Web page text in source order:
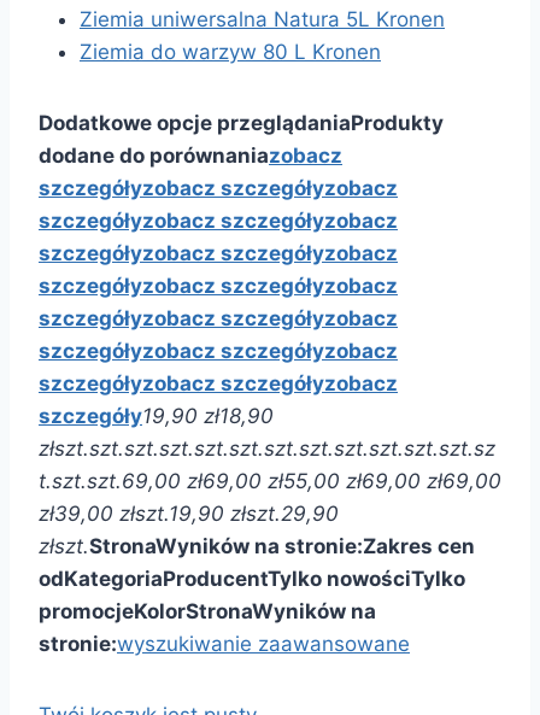
Ziemia uniwersalna Natura 5L Kronen
Ziemia do warzyw 80 L Kronen
Dodatkowe opcje przeglądaniaProdukty
dodane do porównaniazobacz
szczegółyzobacz szczegółyzobacz
szczegółyzobacz szczegółyzobacz
szczegółyzobacz szczegółyzobacz
szczegółyzobacz szczegółyzobacz
szczegółyzobacz szczegółyzobacz
szczegółyzobacz szczegółyzobacz
szczegółyzobacz szczegółyzobacz
szczegóły19,90 zł18,90
złszt.szt.szt.szt.szt.szt.szt.szt.szt.szt.szt.szt.sz
t.szt.szt.69,00 zł69,00 zł55,00 zł69,00 zł69,00
zł39,00 złszt.19,90 złszt.29,90
złszt.StronaWyników na stronie:Zakres cen
odKategoriaProducentTylko nowościTylko
promocjeKolorStronaWyników na
stronie:wyszukiwanie zaawansowane